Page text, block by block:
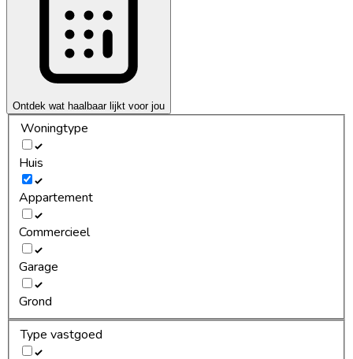
Ontdek wat haalbaar lijkt voor jou
Woningtype
Huis
Appartement
Commercieel
Garage
Grond
Type vastgoed